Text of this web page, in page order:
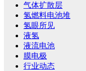
气体扩散层
氢燃料电池堆
氢眼所见
液氢
液流电池
膜电极
行业动态